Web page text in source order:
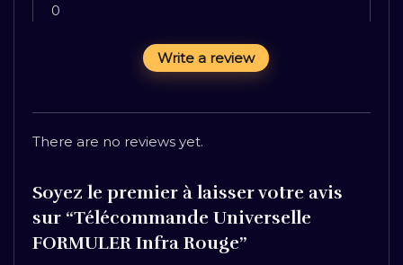
0
Write a review
There are no reviews yet.
Soyez le premier à laisser votre avis
sur “Télécommande Universelle
FORMULER Infra Rouge”